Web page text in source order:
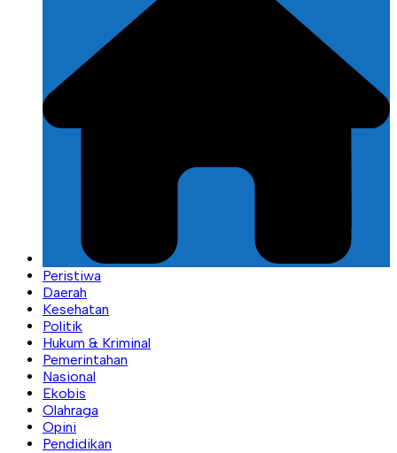
Peristiwa
Daerah
Kesehatan
Politik
Hukum & Kriminal
Pemerintahan
Nasional
Ekobis
Olahraga
Opini
Pendidikan